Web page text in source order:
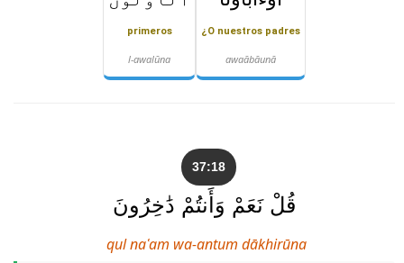
¿O nuestros padres
awaābāunā
primeros
l-awalūna
37:18
قُلْ نَعَمْ وَأَنتُمْ دَٰخِرُونَ
qul naʿam wa-antum dākhirūna